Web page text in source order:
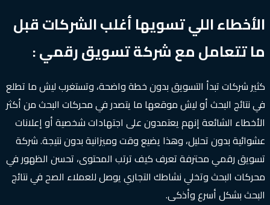
الأخطاء اللي تسويها أغلب الشركات قبل
ما تتعامل مع شركة تسويق رقمي :
كثير شركات تبدأ التسويق بدون خطة واضحة، وتستغرب ليش ما تطلع
في نتائج البحث أو ليش موقعها ما يتصدر في محركات البحث من أكثر
الأخطاء الشائعة إنهم يعتمدون على اجتهادات شخصية أو إعلانات
عشوائية بدون تحليل، وهذا يضيع وقت وميزانية بدون نتيجة. شركة
تسويق رقمي محترفة تعرف كيف ترتب المحتوى، تحسن الظهور في
محركات البحث وتخلي نشاطك التجاري يوصل للعملاء الصح في نتائج
البحث بشكل أسرع وأذكى.